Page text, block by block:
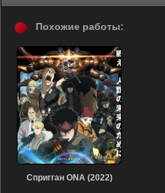
Похожие работы:
Спригган ONA (2022)